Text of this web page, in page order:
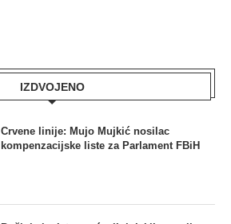
IZDVOJENO
Crvene linije: Mujo Mujkić nosilac
kompenzacijske liste za Parlament FBiH